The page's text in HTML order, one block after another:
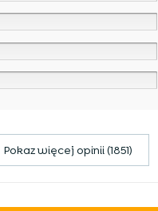
Pokaz więcej opinii (1851)